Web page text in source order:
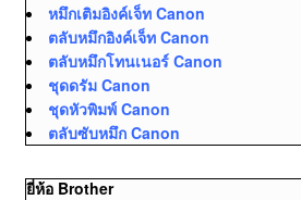
หมึกเติมอิงค์เจ็ท Canon
ตลับหมึกอิงค์เจ็ท Canon
ตลับหมึกโทนเนอร์ Canon
ชุดดรัม Canon
ชุดหัวพิมพ์ Canon
ตลับซับหมึก Canon
ยี่ห้อ Brother